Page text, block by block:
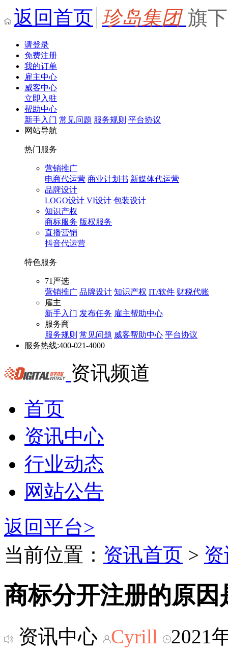
返回首页 珍岛集团 旗
请登录
免费注册
我的订单
雇主中心
威客中心
立即入驻
帮助中心
新手入门 常见问题 服务规则 平台协议
网站导航
热门服务
营销推广
电商代运营 商业计划书 新媒体代运营
品牌设计
LOGO设计 VI设计 包装设计
知识产权
商标服务 版权服务
直播营销
抖音代运营
特色服务
71严选
营销推广 品牌设计 知识产权 IT/软件 财税代账
雇主
新手入门 发布任务 雇主帮助中心
服务商
服务规则 常见问题 威客帮助中心 平台协议
服务热线:400-021-4000
资讯频道
首页
资讯中心
行业动态
网站公告
返回平台>
当前位置： 资讯首页 >
商标分开注册的原因
资讯中心 Cyrill
2021